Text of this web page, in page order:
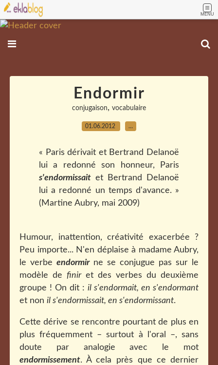
MENU
Endormir
conjugaison, vocabulaire
01.06.2012 …
« Paris dérivait et Bertrand Delanoë
lui a redonné son honneur, Paris
s'endormissait et Bertrand Delanoë
lui a redonné un temps d'avance. »
(Martine Aubry, mai 2009)
Humour, inattention, créativité exacerbée ?
Peu importe... N'en déplaise à madame Aubry,
le verbe endormirne se conjugue pas sur le
modèle de finiret des verbes du deuxième
groupe ! On dit : il s'endormait, en s'endormant
et non il s'endormissait, en s'endormissant.
Cette dérive se rencontre pourtant de plus en
plus fréquemment – surtout à l'oral –, sans
doute par analogie avec le mot
endormissement. À cela près que ce dernier